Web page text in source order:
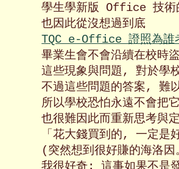
學生學新版 Office 技
也因此從沒想過到底
TQC e-Office 證照為誰
畢業生會不會沿續在校
這些現象與問題, 對於學
不過這些問題的答案, 難
所以學校恐怕永遠不會把
也很難因此而重新思考與
「花大錢買到的, 一定
(突然想到很好賺的海洛